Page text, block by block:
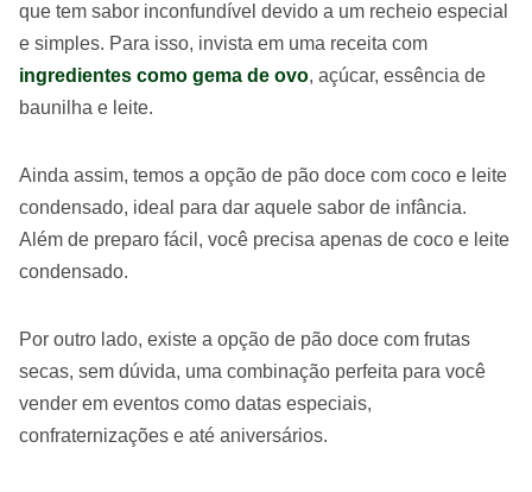
que tem sabor inconfundível devido a um recheio especial
e simples. Para isso, invista em uma receita com
ingredientes como gema de ovo, açúcar, essência de
baunilha e leite.
Ainda assim, temos a opção de pão doce com coco e leite
condensado, ideal para dar aquele sabor de infância.
Além de preparo fácil, você precisa apenas de coco e leite
condensado.
Por outro lado, existe a opção de pão doce com frutas
secas, sem dúvida, uma combinação perfeita para você
vender em eventos como datas especiais,
confraternizações e até aniversários.